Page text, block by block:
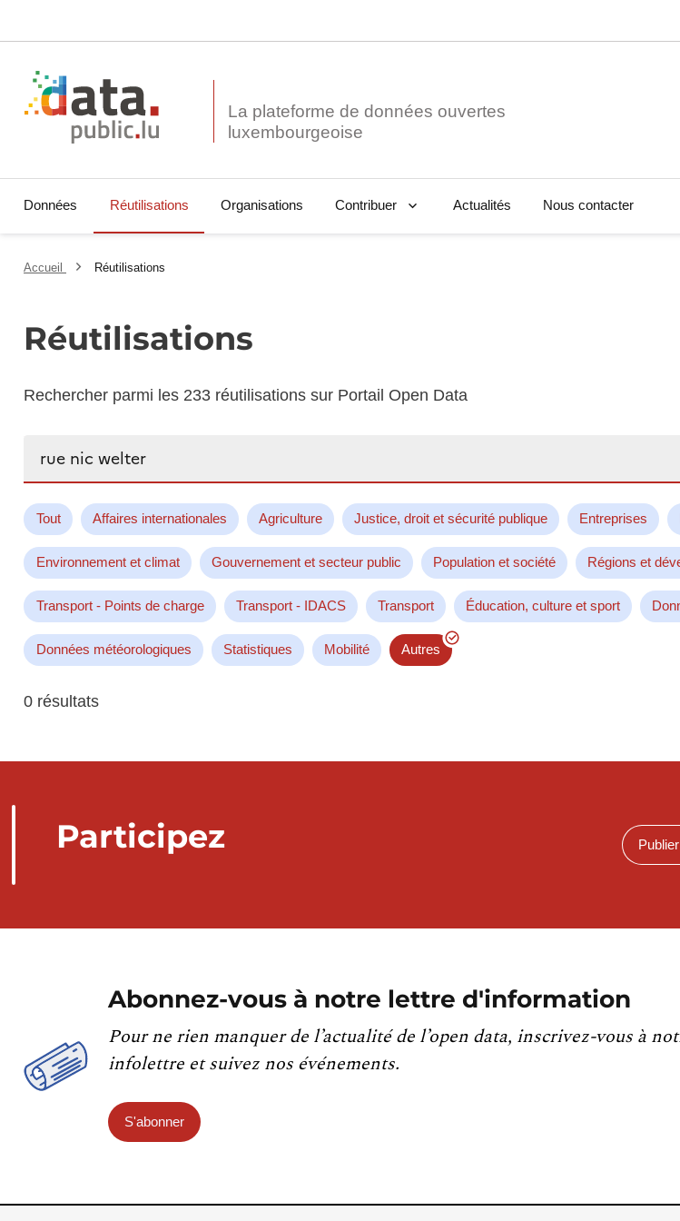
La plateforme de données ouvertes
Données Réutilisations Organisations Contribuer Actualités Nous contacter
Accueil Réutilisations
Réutilisations
Rechercher parmi les 233 réutilisations sur Portail Open Data
Tout Affaires internationales Agriculture Justice, droit et sécurité publique Entreprises
Environnement et climat Gouvernement et secteur public Population et société Régions et
Transport - Points de charge Transport - IDACS Transport Éducation, culture et sport
Données météorologiques Statistiques Mobilité Autres
0 résultats
Participez
Abonnez-vous à notre lettre d'information
Pour ne rien manquer de l’actualité de l’open data, inscrivez-vous à
infolettre et suivez nos événements.
S'abonner